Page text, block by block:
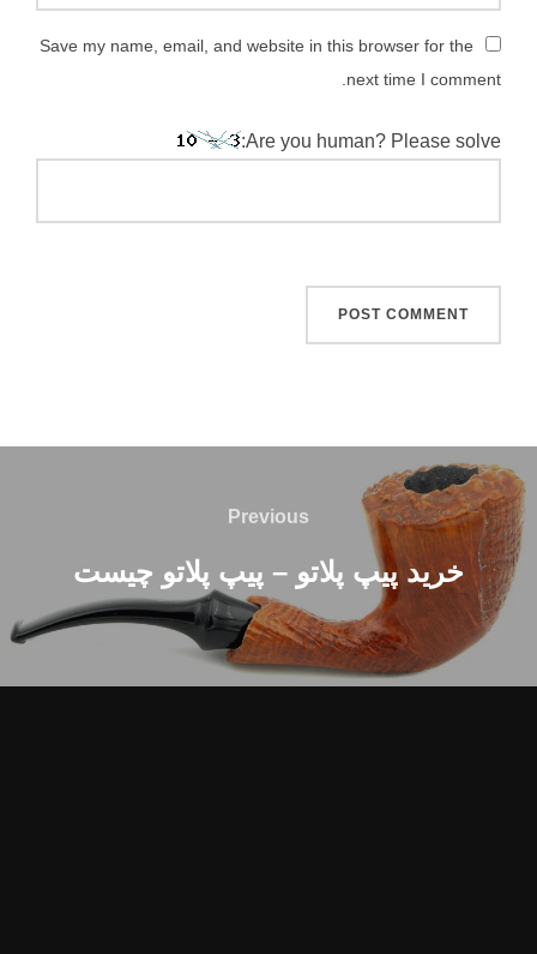
Save my name, email, and website in this browser for the
next time I comment.
Are you human? Please solve:
راهبری
نوشته
Previous
Previous
خرید پیپ پلاتو – پیپ پلاتو چیست